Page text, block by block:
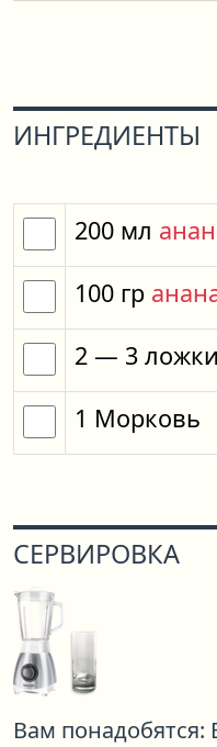
ИНГРЕДИЕНТЫ
200 мл
100 гр
2 — 3 ложки
1 Морковь
СЕРВИРОВКА
Вам понадобятся: